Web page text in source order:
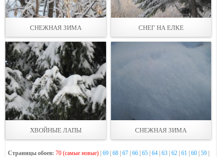
СНЕЖНАЯ ЗИМА СНЕГ НА ЕЛКЕ
ХВОЙНЫЕ ЛАПЫ СНЕЖНАЯ ЗИМА
Страницы обоев: 70 (самые новые)| 69| 68| 67| 66| 65| 64| 63| 62| 61 60| 59|